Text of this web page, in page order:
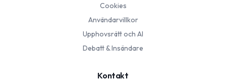
Cookies
Användarvillkor
Upphovsrätt och AI
Debatt & Insändare
Kontakt